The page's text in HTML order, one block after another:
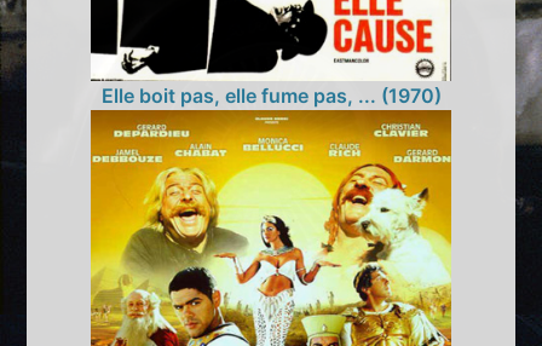
Elle boit pas, elle fume pas, ... (1970)